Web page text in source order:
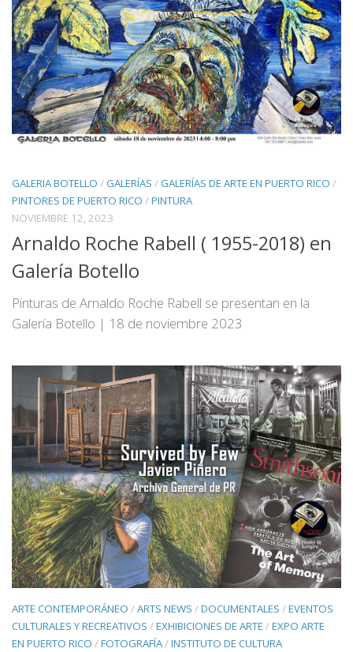
GALERIA BOTELLO / GALERÍAS / GALERÍAS DE ARTE EN PUERTO RICO /
PINTORES DE PUERTO RICO /PINTURA
NOVIEMBRE 12, 2023
Arnaldo Roche Rabell ( 1955-2018) en
Galería Botello
Pinturas de Arnaldo Roche Rabell se presentan en la
Galería Botello | 18 de noviembre 2023
ARTE CONTEMPORÁNEO /ARTS NEWS /DOCUMENTALES /EVENTOS
CULTURALES Y RECREATIVOS /EXHIBICIONES DE ARTE /EXPO ARTE
EN PUERTO RICO /FOTOGRAFÍA/INSTITUTO DE CULTURA